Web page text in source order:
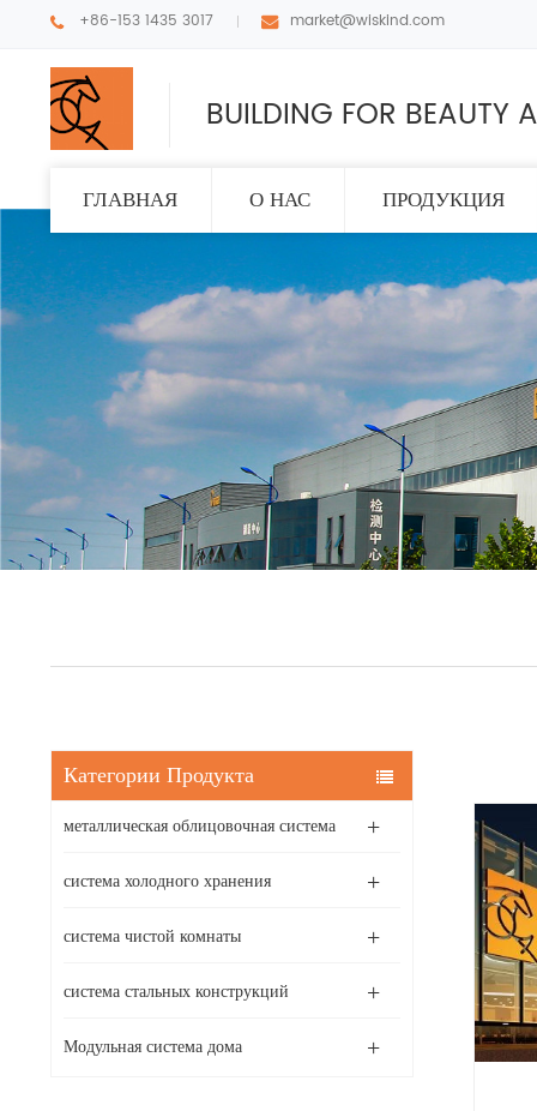
+86-153 1435 3017 market@wiskind.com
BUILDING FOR BEAUTY
ГЛАВНАЯ О НАС ПРОДУКЦИЯ
Категории Продукта
металлическая облицовочная система
система холодного хранения
система чистой комнаты
система стальных конструкций
Модульная система дома